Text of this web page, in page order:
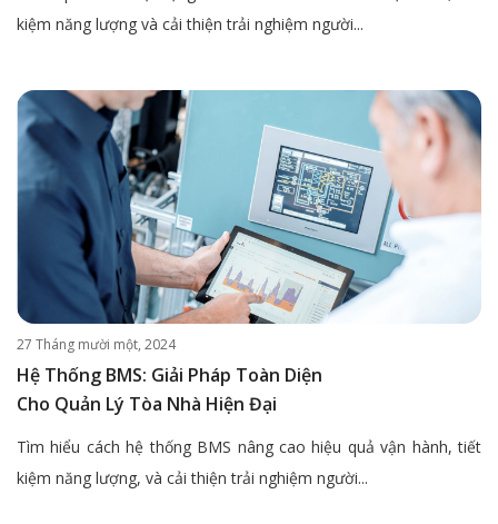
kiệm năng lượng và cải thiện trải nghiệm người...
27 Tháng mười một, 2024
Hệ Thống BMS: Giải Pháp Toàn Diện
Cho Quản Lý Tòa Nhà Hiện Đại
Tìm hiểu cách hệ thống BMS nâng cao hiệu quả vận hành, tiết
kiệm năng lượng, và cải thiện trải nghiệm người...